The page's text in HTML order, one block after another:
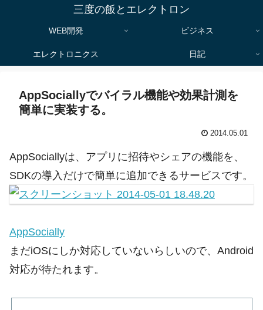
三度の飯とエレクトロン
WEB開発 ビジネス
エレクトロニクス 日記
AppSociallyでバイラル機能や効果計測を
簡単に実装する。
2014.05.01
AppSociallyは、アプリに招待やシェアの機能を、
SDKの導入だけで簡単に追加できるサービスです。
AppSocially
まだiOSにしか対応していないらしいので、Android
対応が待たれます。